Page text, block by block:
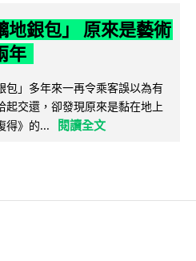
地銀包」 原來是藝術
年
包」多年來一再令乘客誤以為有
起交還，卻發現原來是黏在地上
得》的...
閱讀全文